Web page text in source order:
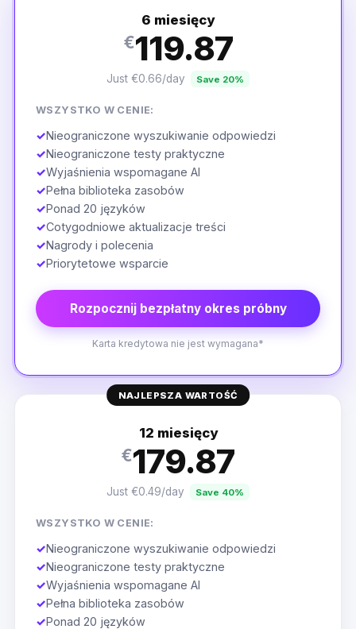
6 miesięcy
€119.87
Just €0.66/day Save 20%
WSZYSTKO W CENIE:
✓Nieograniczone wyszukiwanie odpowiedzi
✓Nieograniczone testy praktyczne
✓Wyjaśnienia wspomagane AI
✓Pełna biblioteka zasobów
✓Ponad 20 języków
✓Cotygodniowe aktualizacje treści
✓Nagrody i polecenia
✓Priorytetowe wsparcie
Rozpocznij bezpłatny okres próbny
Karta kredytowa nie jest wymagana*
NAJLEPSZA WARTOŚĆ
12 miesięcy
€179.87
Just €0.49/day Save 40%
WSZYSTKO W CENIE:
✓Nieograniczone wyszukiwanie odpowiedzi
✓Nieograniczone testy praktyczne
✓Wyjaśnienia wspomagane AI
✓Pełna biblioteka zasobów
✓Ponad 20 języków